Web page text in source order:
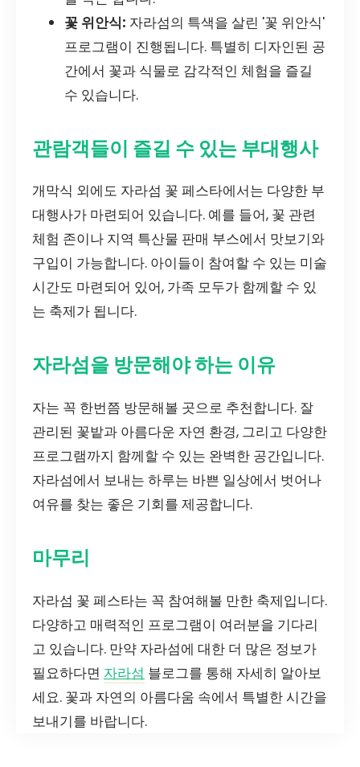
꽃 위안식: 자라섬의 특색을 살린 '꽃 위안식'
프로그램이 진행됩니다. 특별히 디자인된 공
간에서 꽃과 식물로 감각적인 체험을 즐길
수 있습니다.
관람객들이 즐길 수 있는 부대행사
개막식 외에도 자라섬 꽃 페스타에서는 다양한 부
대행사가 마련되어 있습니다. 예를 들어, 꽃 관련
체험 존이나 지역 특산물 판매 부스에서 맛보기와
구입이 가능합니다. 아이들이 참여할 수 있는 미술
시간도 마련되어 있어, 가족 모두가 함께할 수 있
는 축제가 됩니다.
자라섬을 방문해야 하는 이유
자는 꼭 한번쯤 방문해볼 곳으로 추천합니다. 잘
관리된 꽃밭과 아름다운 자연 환경, 그리고 다양한
프로그램까지 함께할 수 있는 완벽한 공간입니다.
자라섬에서 보내는 하루는 바쁜 일상에서 벗어나
여유를 찾는 좋은 기회를 제공합니다.
마무리
자라섬 꽃 페스타는 꼭 참여해볼 만한 축제입니다.
다양하고 매력적인 프로그램이 여러분을 기다리
고 있습니다. 만약 자라섬에 대한 더 많은 정보가
필요하다면 자라섬 블로그를 통해 자세히 알아보
세요. 꽃과 자연의 아름다움 속에서 특별한 시간을
보내기를 바랍니다.